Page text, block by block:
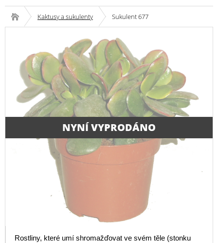
Kaktusy a sukulenty Sukulent 677
NYNÍ VYPRODÁNO
Rostliny, které umí shromažďovat ve svém těle (stonku